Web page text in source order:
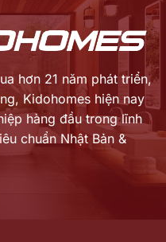
hơn 21 năm phát triển,
Kidohomes hiện nay
hàng đầu trong lĩnh
chuẩn Nhật Bản &